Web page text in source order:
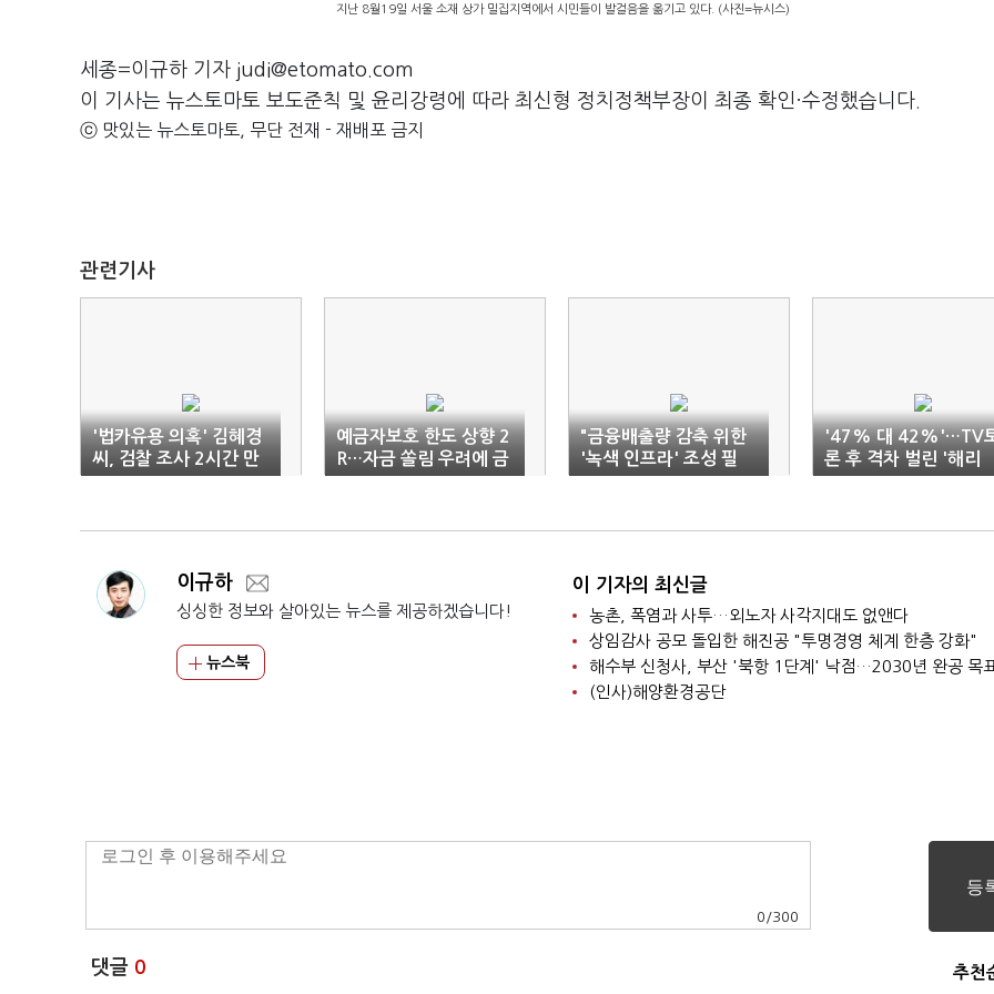
지난 8월19일 서울 소재 상가 밀집지역에서 시민들이 발걸음을 옮기고 있다. (사진=뉴시스)
세종=이규하 기자 judi@etomato.com
이 기사는 뉴스토마토 보도준칙 및 윤리강령에 따라 최신형 정치정책부장이 최종 확인·수정했습니다.
ⓒ 맛있는 뉴스토마토, 무단 전재 - 재배포 금지
관련기사
'법카유용 의혹' 김혜경
씨, 검찰 조사 2시간 만
에 귀가
예금자보호 한도 상향 2
R…자금 쏠림 우려에 금
융위 난색
"금융배출량 감축 위한
'녹색 인프라' 조성 필
요"
'47% 대 42%'…TV
론 후 격차 벌린 '해리
스'
이규하
싱싱한 정보와 살아있는 뉴스를 제공하겠습니다!
뉴스북
이 기자의 최신글
농촌, 폭염과 사투…외노자 사각지대도 없앤다
상임감사 공모 돌입한 해진공 "투명경영 체계 한층 강화"
해수부 신청사, 부산 '북항 1단계' 낙점…2030년 완공 목
(인사)해양환경공단
0 /300
댓글 0 추천